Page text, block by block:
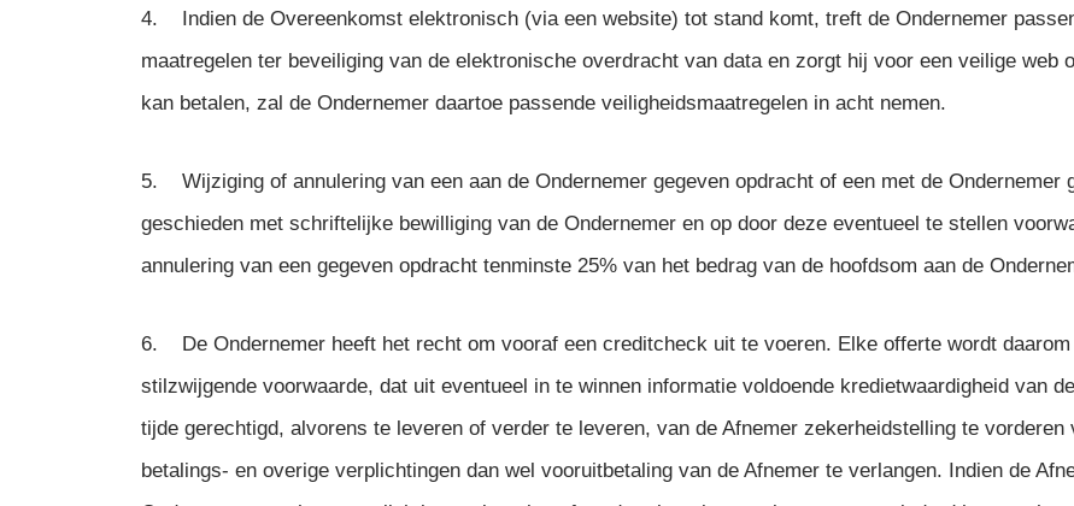
4. Indien de Overeenkomst elektronisch (via een website) tot stand komt, treft de Ondernemer
maatregelen ter beveiliging van de elektronische overdracht van data en zorgt hij voor een veilige web
kan betalen, zal de Ondernemer daartoe passende veiligheidsmaatregelen in acht nemen.
5. Wijziging of annulering van een aan de Ondernemer gegeven opdracht of een met de Ondernemer
geschieden met schriftelijke bewilliging van de Ondernemer en op door deze eventueel te stellen
annulering van een gegeven opdracht tenminste 25% van het bedrag van de hoofdsom aan de
6. De Ondernemer heeft het recht om vooraf een creditcheck uit te voeren. Elke offerte wordt daarom
stilzwijgende voorwaarde, dat uit eventueel in te winnen informatie voldoende kredietwaardigheid van
tijde gerechtigd, alvorens te leveren of verder te leveren, van de Afnemer zekerheidstelling te
betalings- en overige verplichtingen dan wel vooruitbetaling van de Afnemer te verlangen. Indien de